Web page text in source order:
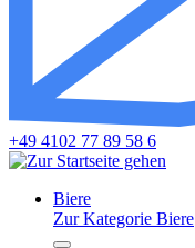
+49 4102 77 89 58 6
Biere
Zur Kategorie Biere